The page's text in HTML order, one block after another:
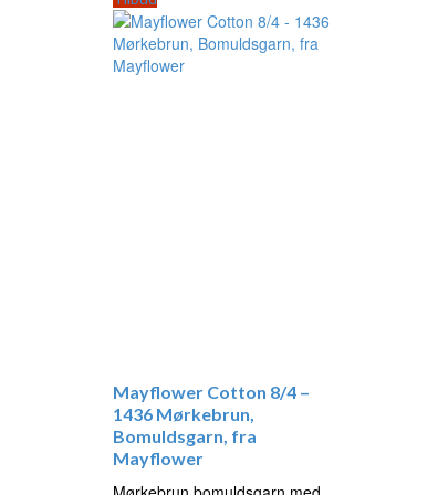
Mayflower Cotton 8/4 –
1436 Mørkebrun,
Bomuldsgarn, fra
Mayflower